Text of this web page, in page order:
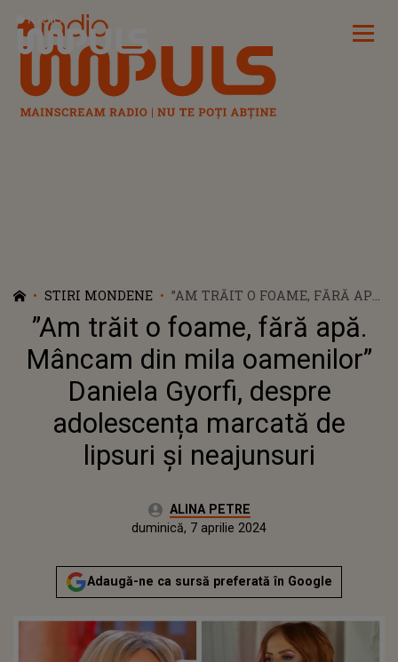
Radio Impuls
STIRI MONDENE
”AM TRĂIT O FOAME, FĂRĂ APĂ.
MÂNCAM DIN MILA
OAMENILOR” DANIELA GYORFI,
DESPRE ADOLESCENȚA
MARCATĂ DE LIPSURI ȘI
NEAJUNSURI
”Am trăit o foame, fără apă.
Mâncam din mila oamenilor”
Daniela Gyorfi, despre
adolescența marcată de
lipsuri și neajunsuri
Autor:ALINA PETRE
duminică, 7 aprilie 2024Actualizat:
duminică, 7 aprilie 2024
Adaugă-ne ca sursă preferată în Google